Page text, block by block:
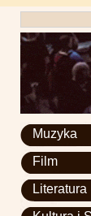
Muzyka
Film
Literatura